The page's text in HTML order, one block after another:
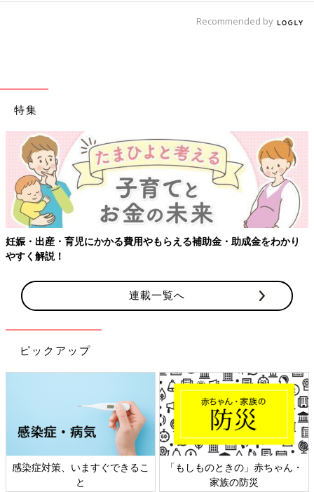
Recommended by
特集
【ワクチン接種できるものも】妊婦の感染症対策、知っておいて！
連載一覧へ
ピックアップ
日本外来小児科学会リーフレッ
ト検討会
六星占術 細木かおりさんの人生
相談